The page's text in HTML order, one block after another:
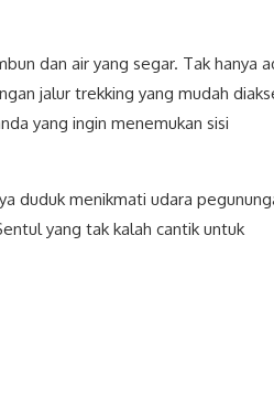
dan air yang segar. Tak hanya
jalur trekking yang mudah
yang ingin menemukan sisi
duduk menikmati udara
yang tak kalah cantik untuk